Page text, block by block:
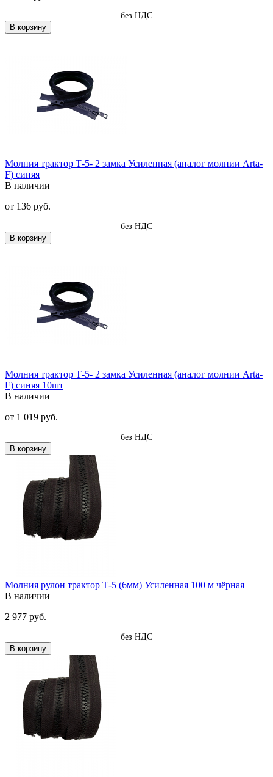
без НДС
В корзину
Молния трактор Т-5- 2 замка Усиленная (аналог молнии Arta-
F) синяя
В наличии
от 136 руб.
без НДС
В корзину
Молния трактор Т-5- 2 замка Усиленная (аналог молнии Arta-
F) синяя 10шт
В наличии
от 1 019 руб.
без НДС
В корзину
Молния рулон трактор Т-5 (6мм) Усиленная 100 м чёрная
В наличии
2 977 руб.
без НДС
В корзину